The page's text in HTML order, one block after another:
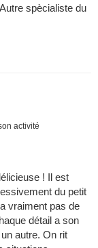
spècialiste du
activité
! Il est
du petit
vraiment pas de
détail a son
autre. On rit